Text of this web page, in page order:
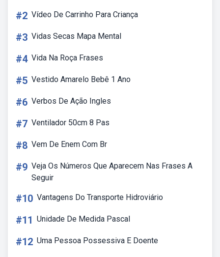
#2 Vídeo De Carrinho Para Criança
#3 Vidas Secas Mapa Mental
#4 Vida Na Roça Frases
#5 Vestido Amarelo Bebê 1 Ano
#6 Verbos De Ação Ingles
#7 Ventilador 50cm 8 Pas
#8 Vem De Enem Com Br
#9 Veja Os Números Que Aparecem Nas Frases A
Seguir
#10 Vantagens Do Transporte Hidroviário
#11 Unidade De Medida Pascal
#12 Uma Pessoa Possessiva E Doente